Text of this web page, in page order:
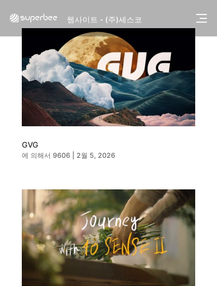
웹사이트 - (주)세스코
제품디자인 - 삼성전자㈜
동영상, CI - 카피어랜드㈜
동영상, 홈페이지 - (주)분독
동영상, 카탈로그 - 피자마루
웹사이트 - 백조씽크
사진, 광고디자인 - 중외제약
패키지, 디자인 - 고려은단
동영상 - (주)듀오백
동영상 - ㈜고피자
동영상 - 킷캣
웹사이트 - (주)세스코
제품디자인 - 삼성전자㈜
동영상, CI - 카피어랜드㈜
동영상, 홈페이지 - (주)분독
동영상, 카탈로그 - 피자마루
웹사이트 - 백조씽크
사진, 광고디자인 - 중외제약
패키지, 디자인 - 고려은단
GVG
에 의해서 9606 2월 5, 2026